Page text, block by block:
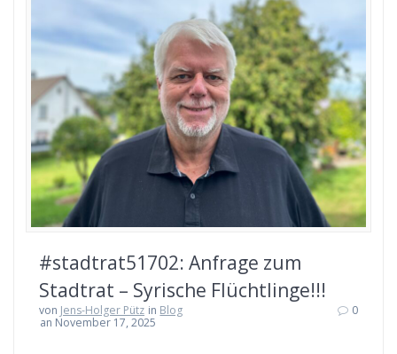
#stadtrat51702: Anfrage zum
Stadtrat – Syrische Flüchtlinge!!!
von Jens-Holger Pütz in Blog
an November 17, 2025
0